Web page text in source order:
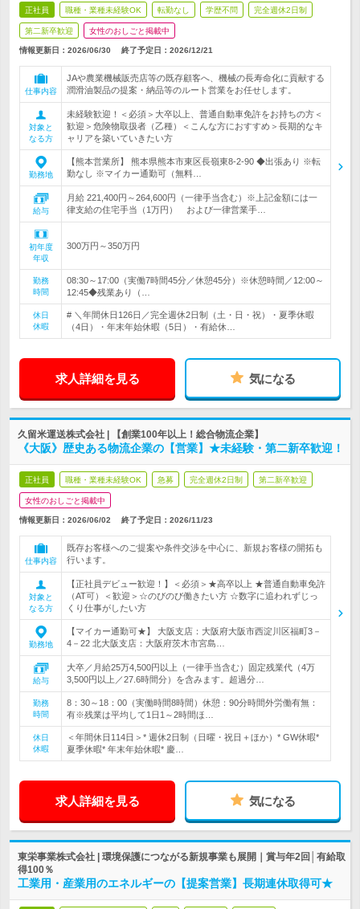
正社員 職種・業種未経験OK 転勤なし 学歴不問 完全週休2日制
第二新卒歓迎 女性のおしごと掲載中
情報更新日：2026/06/30 終了予定日： 2026/12/21
仕事内容
JAや農業機械販売店等の既存顧客へ、機械の長寿命化に貢献する
潤滑油製品の提案・納品等のルート営業をお任せします。
対象と
なる方
未経験歓迎！＜必須＞大卒以上、普通自動車免許をお持ちの方＜
歓迎＞危険物取扱者（乙種）＜こんな方におすすめ＞長期的なキ
ャリアを築いていきたい方
勤務地
【熊本営業所】 熊本県熊本市東区長嶺東8-2-90 ◆出張あり ※転
勤なし ※マイカー通勤可（無料…
給与
月給 221,400円～264,600円（一律手当含む）※上記金額には一
律支給の住宅手当（1万円） および一律営業手…
初年度
年収
300万円～350万円
勤務
時間
08:30～17:00（実働7時間45分／休憩45分）※休憩時間／12:00～
12:45◆残業あり（…
休日
休暇
# ＼年間休日126日／完全週休2日制（土・日・祝）・夏季休暇
（4日）・年末年始休暇（5日）・有給休…
求人詳細を見る 気になる
久留米運送株式会社 | 【創業100年以上！総合物流企業】
《大阪》歴史ある物流企業の【営業】★未経験・第二新卒歓迎！
正社員 職種・業種未経験OK 急募 完全週休2日制 第二新卒歓迎
女性のおしごと掲載中
情報更新日：2026/06/02 終了予定日： 2026/11/23
仕事内容
既存お客様へのご提案や条件交渉を中心に、新規お客様の開拓も
行います。
対象と
なる方
【正社員デビュー歓迎！】＜必須＞★高卒以上 ★普通自動車免許
（AT可）＜歓迎＞☆のびのび働きたい方 ☆数字に追われずじっ
くり仕事がしたい方
勤務地
【マイカー通勤可★】 大阪支店：大阪府大阪市西淀川区福町3－
4－22 北大阪支店：大阪府茨木市宮島…
給与
大卒／月給25万4,500円以上（一律手当含む）固定残業代（4万
3,500円以上／27.6時間分）を含みます。超過分…
勤務
時間
8：30～18：00（実働時間8時間）休憩：90分時間外労働有無：
有※残業は平均して1日1～2時間ほ…
休日
休暇
＜年間休日114日＞* 週休2日制（日曜・祝日＋ほか）* GW休暇*
夏季休暇* 年末年始休暇* 慶…
求人詳細を見る 気になる
東栄事業株式会社 | 環境保護につながる新規事業も展開｜賞与年2回│有給取
得100％
工業用・産業用のエネルギーの【提案営業】長期連休取得可★